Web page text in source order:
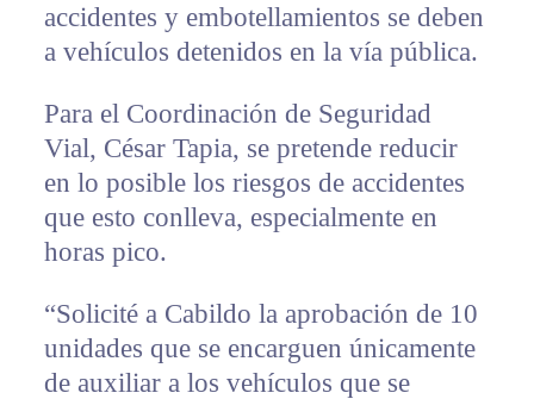
accidentes y embotellamientos se deben
a vehículos detenidos en la vía pública.
Para el Coordinación de Seguridad
Vial, César Tapia, se pretende reducir
en lo posible los riesgos de accidentes
que esto conlleva, especialmente en
horas pico.
“Solicité a Cabildo la aprobación de 10
unidades que se encarguen únicamente
de auxiliar a los vehículos que se